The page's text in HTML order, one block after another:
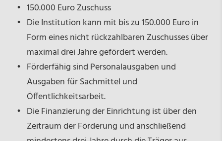
150.000 Euro Zuschuss
Die Institution kann mit bis zu 150.000 Euro in
Form eines nicht rückzahlbaren Zuschusses über
maximal drei Jahre gefördert werden.
Förderfähig sind Personalausgaben und
Ausgaben für Sachmittel und
Öffentlichkeitsarbeit.
Die Finanzierung der Einrichtung ist über den
Zeitraum der Förderung und anschließend